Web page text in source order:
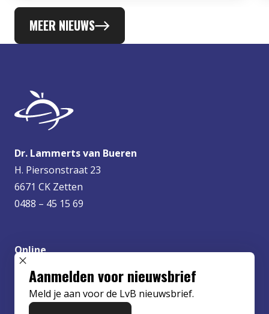
MEER NIEUWS
Dr. Lammerts van Bueren
H. Piersonstraat 23
6671 CK Zetten
0488 – 45 15 69
Online
info@lvbueren.nl
SLUIT POPUP
Aanmelden voor nieuwsbrief
Meld je aan voor de LvB nieuwsbrief.